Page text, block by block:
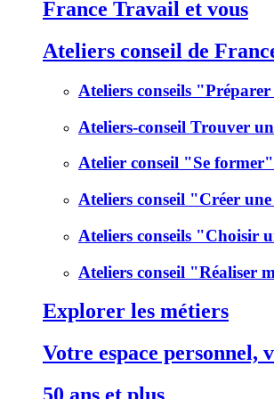
France Travail et vous
Ateliers conseil de
Ateliers conseils
Ateliers-conseil Trouver
Atelier conseil "Se former"
Ateliers conseil "Créer
Ateliers conseils "Choisir
Ateliers conseil "Réaliser
Explorer les métiers
Votre espace personnel,